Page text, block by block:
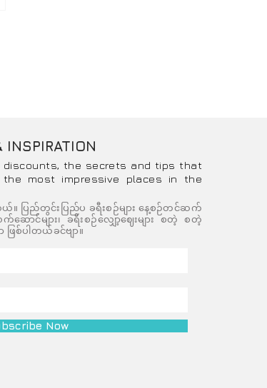
INSPIRATION
discounts, the secrets and tips that
most impressive places in the
။ ပြည်တွင်းပြည်ပ ခရီးစဉ်များ နေ့စဉ်တင်ဆက်
င်များ၊ ခရီးစဉ်လျှော့ဈေးများ စတဲ့ စတဲ့
ဖြစ်ပါတယ်ခင်ဗျာ။
Now